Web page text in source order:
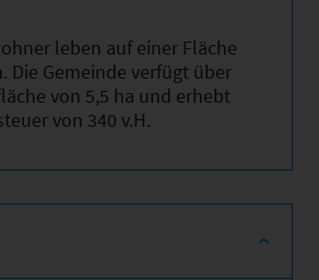
leben auf einer Fläche
Die Gemeinde verfügt über
von 5,5 ha und erhebt
von 340 v.H.